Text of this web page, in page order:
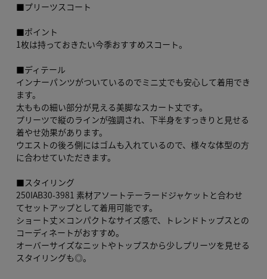
■プリーツスコート
■ポイント
1枚は持っておきたい今季おすすめスコート。
■ディテール
インナーパンツがついているのでミニ丈でも安心して着用でき
ます。
太ももの細い部分が見える美脚なスカート丈です。
プリーツで縦のラインが強調され、下半身をすっきりと見せる
着やせ効果があります。
ウエストの後ろ側にはゴムも入れているので、様々な体型の方
に合わせていただきます。
■スタイリング
250IAB30-3981 素材アソートテーラードジャケットと合わせ
てセットアップとして着用可能です。
ショート丈×コンパクトなサイズ感で、トレンドトップスとの
コーディネートがおすすめ。
オーバーサイズなニットやトップスから少しプリーツを見せる
スタイリングも◎。